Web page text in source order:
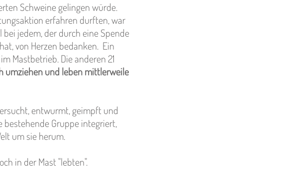
Schweine gelingen würde.
erfahren durften, war
jedem, der durch eine Spende
von Herzen bedanken. Ein
Mastbetrieb. Die anderen 21
umziehen und leben mittlerweile
entwurmt, geimpft und
Gruppe integriert,
um sie herum.
in der Mast "lebten".